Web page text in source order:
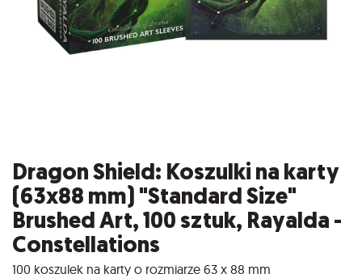
Dragon Shield: Koszulki na karty
(63x88 mm) "Standard Size"
Brushed Art, 100 sztuk, Rayalda -
Constellations
100 koszulek na karty o rozmiarze 63 x 88 mm